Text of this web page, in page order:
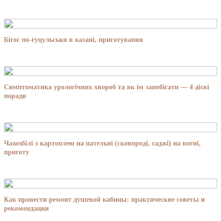
Бігос по-гуцульськи в казані, приготування
Симптоматика урологічних хвороб та як їм запобігати — 4 дієві
поради
Чахохбілі з картоплею на пательні (сковороді, саджі) на вогні,
приготу
Как провести ремонт душевой кабины: практические советы и
рекомендации